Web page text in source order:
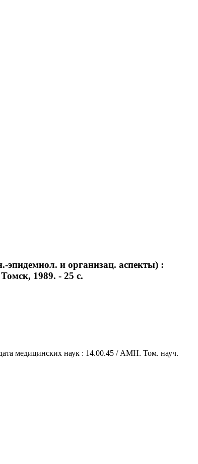
эпидемиол. и организац. аспекты) :
1989. - 25 с.
медицинских наук : 14.00.45 / АМН. Том. науч.